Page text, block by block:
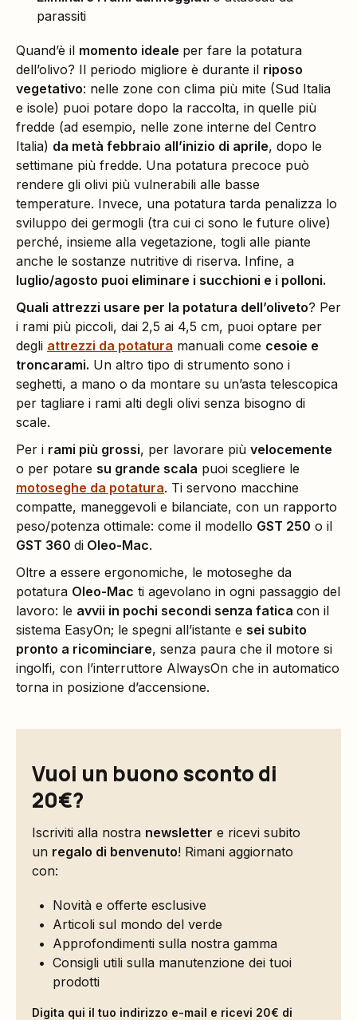
parassiti
Quand’è il momento ideale per fare la potatura
dell’olivo? Il periodo migliore è durante il riposo
vegetativo: nelle zone con clima più mite (Sud Italia
e isole) puoi potare dopo la raccolta, in quelle più
fredde (ad esempio, nelle zone interne del Centro
Italia) da metà febbraio all’inizio di aprile, dopo le
settimane più fredde. Una potatura precoce può
rendere gli olivi più vulnerabili alle basse
temperature. Invece, una potatura tarda penalizza lo
sviluppo dei germogli (tra cui ci sono le future olive)
perché, insieme alla vegetazione, togli alle piante
anche le sostanze nutritive di riserva. Infine, a
luglio/agosto puoi eliminare i succhioni e i polloni.
Quali attrezzi usare per la potatura dell’oliveto? Per
i rami più piccoli, dai 2,5 ai 4,5 cm, puoi optare per
degli attrezzi da potatura manuali come cesoie e
troncarami. Un altro tipo di strumento sono i
seghetti, a mano o da montare su un’asta telescopica
per tagliare i rami alti degli olivi senza bisogno di
scale.
Per i rami più grossi, per lavorare più velocemente
o per potare su grande scala puoi scegliere le
motoseghe da potatura. Ti servono macchine
compatte, maneggevoli e bilanciate, con un rapporto
peso/potenza ottimale: come il modello GST 250 o il
GST 360 di Oleo-Mac.
Oltre a essere ergonomiche, le motoseghe da
potatura Oleo-Mac ti agevolano in ogni passaggio del
lavoro: le avvii in pochi secondi senza fatica con il
sistema EasyOn; le spegni all’istante e sei subito
pronto a ricominciare, senza paura che il motore si
ingolfi, con l’interruttore AlwaysOn che in automatico
torna in posizione d’accensione.
Vuoi un buono sconto di
20€?
Iscriviti alla nostra newsletter e ricevi subito
un regalo di benvenuto! Rimani aggiornato
con:
Novità e offerte esclusive
Articoli sul mondo del verde
Approfondimenti sulla nostra gamma
Consigli utili sulla manutenzione dei tuoi
prodotti
Digita qui il tuo indirizzo e-mail e ricevi 20€ di